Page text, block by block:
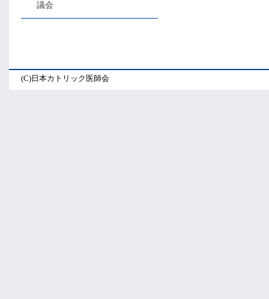
議会
(C)日本カトリック医師会